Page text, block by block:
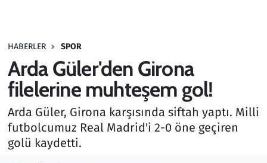
HABERLER SPOR
Arda Güler'den Girona
filelerine muhteşem gol!
Arda Güler, Girona karşısında siftah yaptı. Milli
futbolcumuz Real Madrid'i 2-0 öne geçiren
golü kaydetti.
Haber
Kültür Sanat
Kurumsal Haberler
Lezzet Durağı